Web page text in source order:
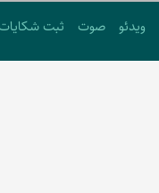
ویدئو صوت ثبت شکایات